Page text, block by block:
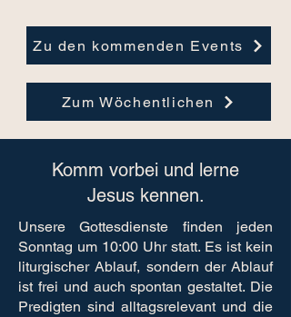
Zu den kommenden Events
Zum Wöchentlichen
Komm vorbei und lerne
Jesus kennen.
Unsere Gottesdienste finden jeden
Sonntag um 10:00 Uhr statt. Es ist kein
liturgischer Ablauf, sondern der Ablauf
ist frei und auch spontan gestaltet. Die
Predigten sind alltagsrelevant und die